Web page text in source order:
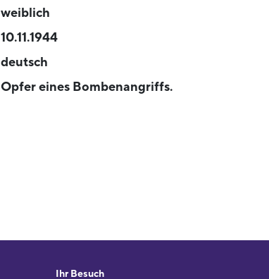
weiblich
10.11.1944
deutsch
Opfer eines Bombenangriffs.
Ihr Besuch